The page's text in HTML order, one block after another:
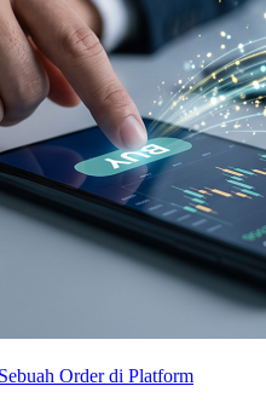
Order di Platform